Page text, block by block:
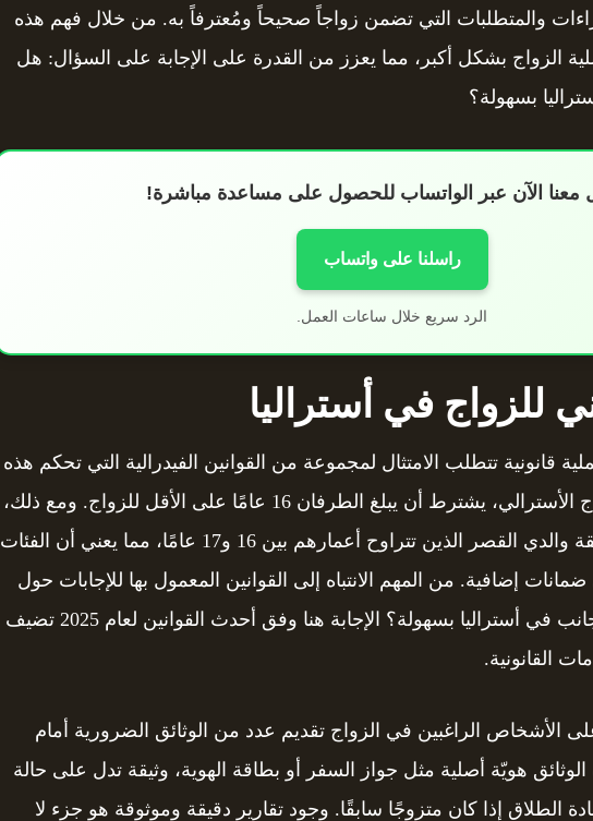
والمتطلبات التي تضمن زواجاً صحيحاً ومُعترفاً به. من خلال فهم هذه
الزواج بشكل أكبر، مما يعزز من القدرة على الإجابة على السؤال: هل
بسهولة؟
معنا الآن عبر الواتساب للحصول على مساعدة مباشرة!
راسلنا على واتساب
الرد سريع خلال ساعات العمل.
للزواج في أستراليا
قانونية تتطلب الامتثال لمجموعة من القوانين الفيدرالية التي تحكم هذه
العلاقة. وفقًا لقانون الزواج الأسترالي، يشترط أن يبلغ الطرفان 16 عامًا على الأقل للزواج. ومع ذلك،
يتطلب القانون أيضًا موافقة والدي القصر الذين تتراوح أعمارهم بين 16 و17 عامًا، مما يعني أن الفئات
إضافية. من المهم الانتباه إلى القوانين المعمول بها للإجابات حول
سؤال هل يمكن زواج الأجانب في أستراليا بسهولة؟ الإجابة هنا وفق أحدث القوانين لعام 2025 تضيف
القانونية.
الأشخاص الراغبين في الزواج تقديم عدد من الوثائق الضرورية أمام
هويّة أصلية مثل جواز السفر أو بطاقة الهوية، وثيقة تدل على حالة
الطلاق إذا كان متزوجًا سابقًا. وجود تقارير دقيقة وموثوقة هو جزء لا